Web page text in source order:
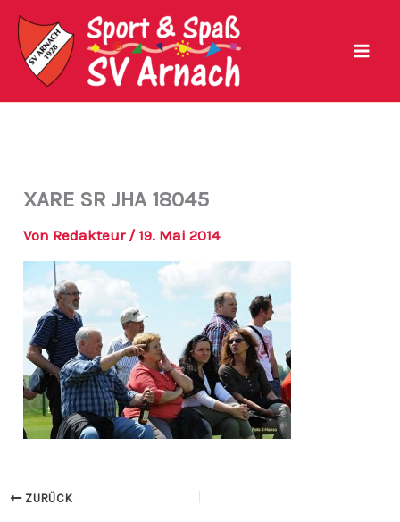
Zum
Inhalt
springen
XARE SR JHA 18045
Von Redakteur / 19. Mai 2014
ZURÜCK